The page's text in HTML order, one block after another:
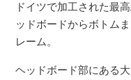
ドイツで加工された最
ッドボードからボトム
レーム。
ヘッドボード部にある